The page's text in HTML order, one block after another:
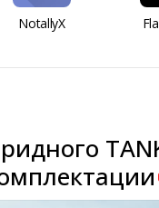
NotallyX